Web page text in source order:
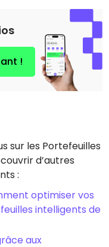
!
sur les Portefeuilles
d’autres
:
optimiser vos
intelligents de
aux